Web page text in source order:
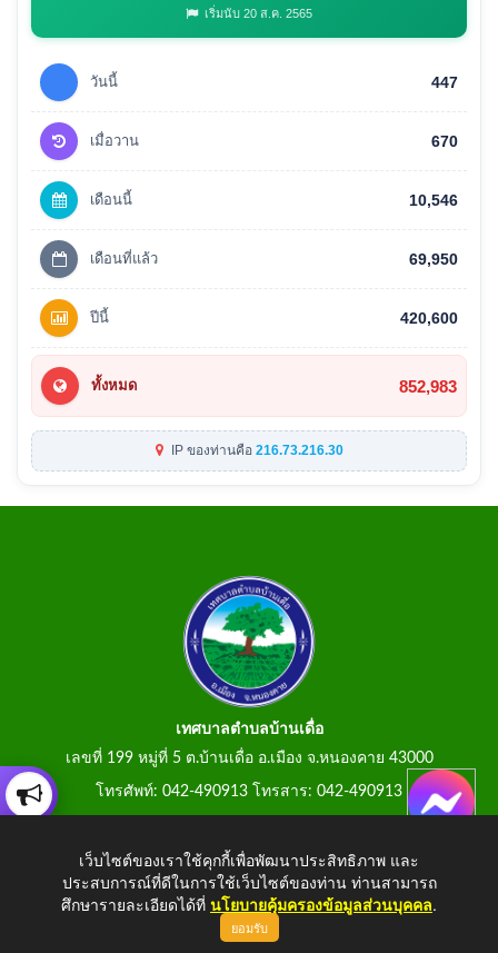
เริ่มนับ 20 ส.ค. 2565
วันนี้ 447
เมื่อวาน 670
เดือนนี้ 10,546
เดือนที่แล้ว 69,950
ปีนี้ 420,600
ทั้งหมด 852,983
IP ของท่านคือ 216.73.216.30
เทศบาลตำบลบ้านเดื่อ
เลขที่ 199 หมู่ที่ 5 ต.บ้านเดื่อ อ.เมือง จ.หนองคาย 43000
โทรศัพท์: 042-490913 โทรสาร: 042-490913
Copyright © 2026 All Right Resive
เว็บไซต์ของเราใช้คุกกี้เพื่อพัฒนาประสิทธิภาพ และ
ประสบการณ์ที่ดีในการใช้เว็บไซต์ของท่าน ท่านสามารถ
ศึกษารายละเอียดได้ที่ นโยบายคุ้มครองข้อมูลส่วนบุคคล.
ยอมรับ